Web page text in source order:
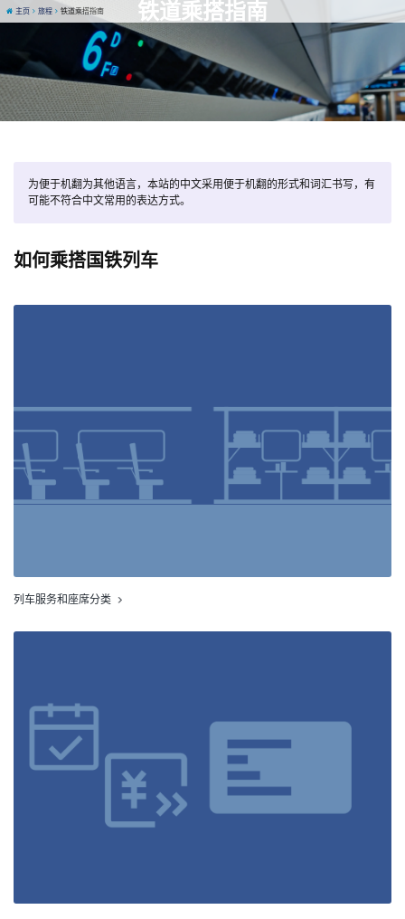
铁道乘搭指南
主页 旅程 铁道乘搭指南
为便于机翻为其他语言，本站的中文采用便于机翻的形式和词汇书写，有
可能不符合中文常用的表达方式。
如何乘搭国铁列车
列车服务和座席分类